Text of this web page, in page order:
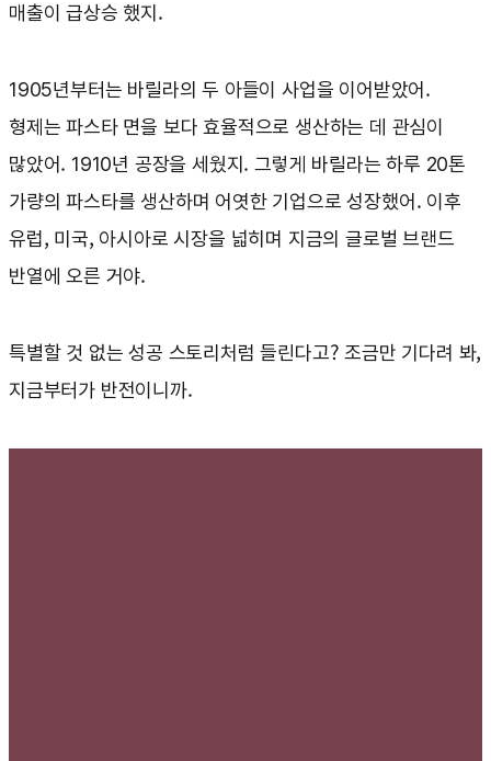
매출이 급상승 했지.
1905년부터는 바릴라의 두 아들이 사업을 이어받았어.
형제는 파스타 면을 보다 효율적으로 생산하는 데 관심이
많았어. 1910년 공장을 세웠지. 그렇게 바릴라는 하루 20톤
가량의 파스타를 생산하며 어엿한 기업으로 성장했어. 이후
유럽, 미국, 아시아로 시장을 넓히며 지금의 글로벌 브랜드
반열에 오른 거야.
특별할 것 없는 성공 스토리처럼 들린다고? 조금만 기다려 봐,
지금부터가 반전이니까.